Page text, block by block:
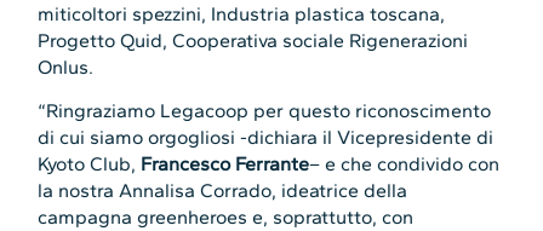
miticoltori spezzini, Industria plastica toscana,
Progetto Quid, Cooperativa sociale Rigenerazioni
Onlus.
“Ringraziamo Legacoop per questo riconoscimento
di cui siamo orgogliosi -dichiara il Vicepresidente di
Kyoto Club, Francesco Ferrante– e che condivido con
la nostra Annalisa Corrado, ideatrice della
campagna greenheroes e, soprattutto, con